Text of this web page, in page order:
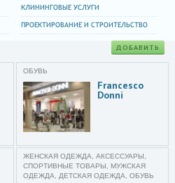
КЛИНИНГОВЫЕ УСЛУГИ
ПРОЕКТИРОВАНИЕ И СТРОИТЕЛЬСТВО
ДОБАВИТЬ
ОБУВЬ
Francesco
Donni
ЖЕНСКАЯ ОДЕЖДА, АКСЕССУАРЫ,
СПОРТИВНЫЕ ТОВАРЫ, МУЖСКАЯ
ОДЕЖДА, ДЕТСКАЯ ОДЕЖДА, ОБУВЬ